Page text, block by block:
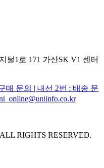
털1로 171 가산SK V1 센터
매 문의 | 내선 2번 : 배송 문
RIGHTS RESERVED.